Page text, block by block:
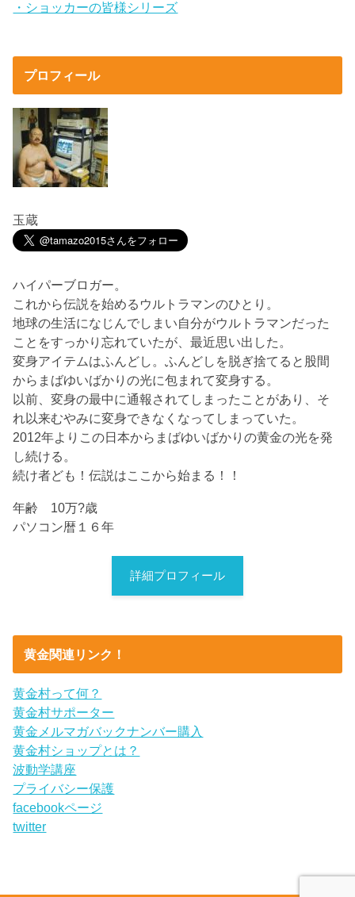
・ショッカーの皆様シリーズ
プロフィール
玉蔵
ハイパーブロガー。
これから伝説を始めるウルトラマンのひとり。
地球の生活になじんでしまい自分がウルトラマンだった
ことをすっかり忘れていたが、最近思い出した。
変身アイテムはふんどし。ふんどしを脱ぎ捨てると股間
からまばゆいばかりの光に包まれて変身する。
以前、変身の最中に通報されてしまったことがあり、そ
れ以来むやみに変身できなくなってしまっていた。
2012年よりこの日本からまばゆいばかりの黄金の光を発
し続ける。
続け者ども！伝説はここから始まる！！
年齢 10万?歳
パソコン暦１６年
詳細プロフィール
黄金関連リンク！
黄金村って何？
黄金村サポーター
黄金メルマガバックナンバー購入
黄金村ショップとは？
波動学講座
プライバシー保護
facebookページ
twitter